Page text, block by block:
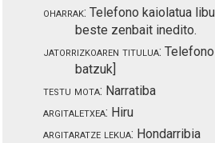
oharrak: Telefono kaiolatua
beste zenbait inedito.
jatorrizkoaren titulua:
batzuk]
testu mota: Narratiba
argitaletxea: Hiru
argitaratze lekua: Hondarribia